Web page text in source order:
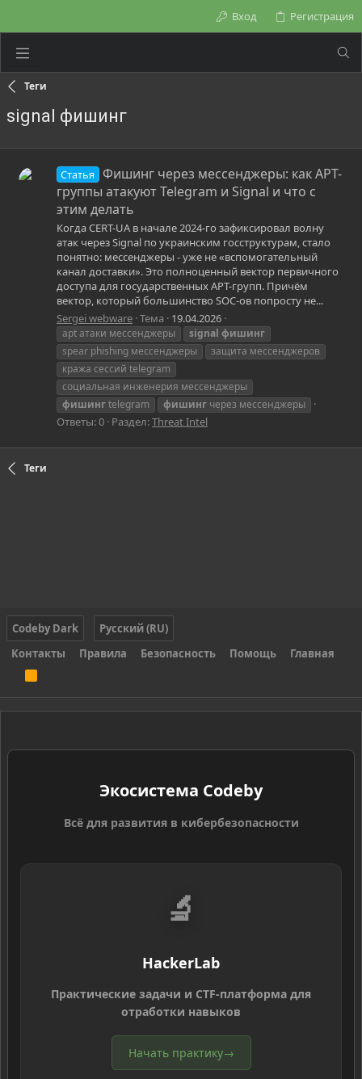
Вход Регистрация
Теги
signal фишинг
Статья
Фишинг через мессенджеры: как APT-
группы атакуют Telegram и Signal и что с
этим делать
Когда CERT-UA в начале 2024-го зафиксировал волну
атак через Signal по украинским госструктурам, стало
понятно: мессенджеры - уже не «вспомогательный
канал доставки». Это полноценный вектор первичного
доступа для государственных APT-групп. Причём
вектор, который большинство SOC-ов попросту не...
Sergei webware Тема 19.04.2026
apt атаки мессенджеры signal фишинг
spear phishing мессенджеры
защита мессенджеров
кража сессий telegram
социальная инженерия мессенджеры
фишингtelegram фишинг через мессенджеры
Ответы: 0 Раздел:Threat Intel
Теги
Codeby Dark
Русский (RU)
Контакты
Правила Безопасность Помощь Главная
S
Экосистема Codeby
Всё для развития в кибербезопасности
🔬
HackerLab
Практические задачи и CTF-платформа для
отработки навыков
Начать практику→